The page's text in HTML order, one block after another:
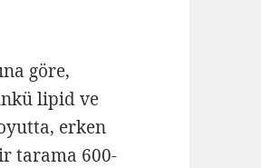
göre,
lipid ve
erken
tarama 600-